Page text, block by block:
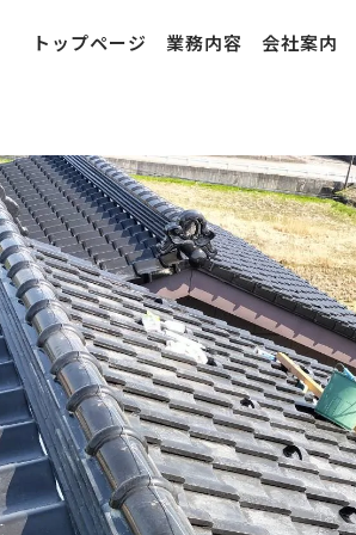
トップページ 業務内容 会社案内